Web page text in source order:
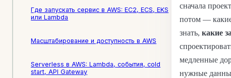
Где запускать сервис в AWS: EC2, ECS, EKS
или Lambda
Масштабирование и доступность в AWS
Serverless в AWS: Lambda, события, cold
start, API Gateway
сначала
потом —
знать, какие
медленные
нужные